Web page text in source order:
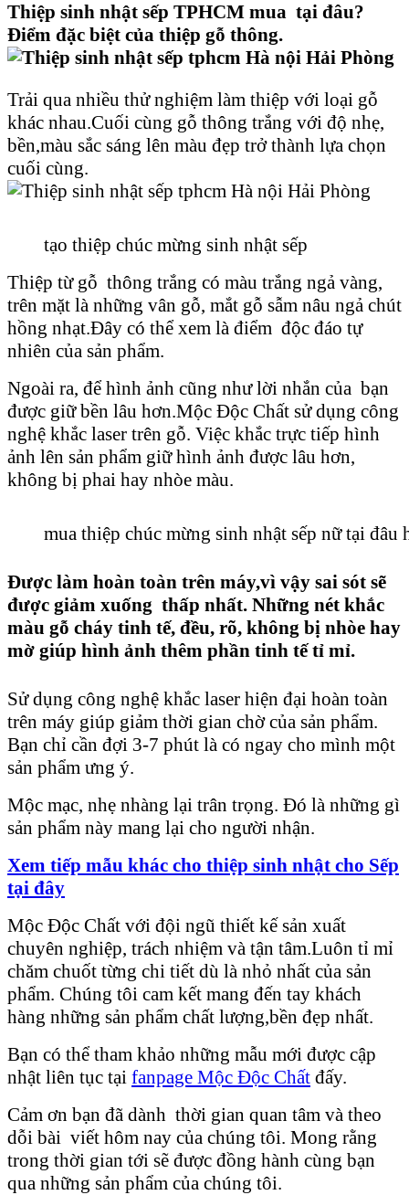
Thiệp sinh nhật sếp TPHCM mua tại đâu?
Điểm đặc biệt của thiệp gỗ thông.
Trải qua nhiều thử nghiệm làm thiệp với loại gỗ
khác nhau.Cuối cùng gỗ thông trắng với độ nhẹ,
bền,màu sắc sáng lên màu đẹp trở thành lựa chọn
cuối cùng.
tạo thiệp chúc mừng sinh nhật sếp
Thiệp từ gỗ thông trắng có màu trắng ngả vàng,
trên mặt là những vân gỗ, mắt gỗ sẫm nâu ngả chút
hồng nhạt.Đây có thể xem là điểm độc đáo tự
nhiên của sản phẩm.
Ngoài ra, để hình ảnh cũng như lời nhắn của bạn
được giữ bền lâu hơn.Mộc Độc Chất sử dụng công
nghệ khắc laser trên gỗ. Việc khắc trực tiếp hình
ảnh lên sản phẩm giữ hình ảnh được lâu hơn,
không bị phai hay nhòe màu.
mua thiệp chúc mừng sinh nhật sếp nữ tại đâu
Được làm hoàn toàn trên máy,vì vậy sai sót sẽ
được giảm xuống thấp nhất. Những nét khắc
màu gỗ cháy tinh tế, đều, rõ, không bị nhòe hay
mờ giúp hình ảnh thêm phần tinh tế tỉ mỉ.
Sử dụng công nghệ khắc laser hiện đại hoàn toàn
trên máy giúp giảm thời gian chờ của sản phẩm.
Bạn chỉ cần đợi 3-7 phút là có ngay cho mình một
sản phẩm ưng ý.
Mộc mạc, nhẹ nhàng lại trân trọng. Đó là những gì
sản phẩm này mang lại cho người nhận.
Xem tiếp mẫu khác cho thiệp sinh nhật cho Sếp
tại đây
Mộc Độc Chất với đội ngũ thiết kế sản xuất
chuyên nghiệp, trách nhiệm và tận tâm.Luôn tỉ mỉ
chăm chuốt từng chi tiết dù là nhỏ nhất của sản
phẩm. Chúng tôi cam kết mang đến tay khách
hàng những sản phẩm chất lượng,bền đẹp nhất.
Bạn có thể tham khảo những mẫu mới được cập
nhật liên tục tại fanpage Mộc Độc Chất đấy.
Cảm ơn bạn đã dành thời gian quan tâm và theo
dỗi bài viết hôm nay của chúng tôi. Mong rằng
trong thời gian tới sẽ được đồng hành cùng bạn
qua những sản phẩm của chúng tôi.